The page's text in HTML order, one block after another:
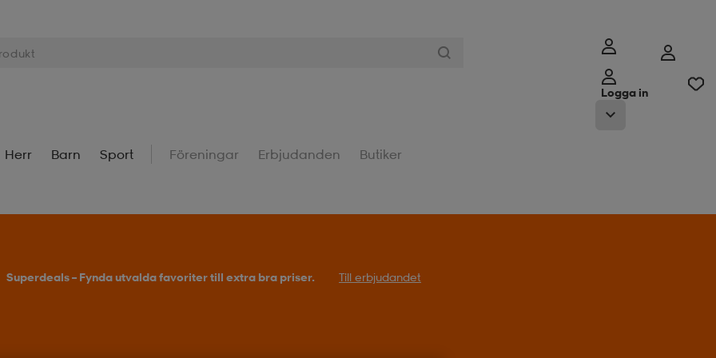
Logga in
Herr Barn Sport Föreningar Erbjudanden Butiker
Superdeals – Fynda utvalda favoriter till extra bra priser. Till erbjudandet